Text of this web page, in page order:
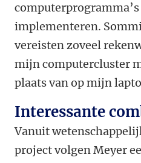
implementeren.
vereisten zoveel
mijn computercluster
plaats van op mijn
Interessante
Vanuit
project volgen Meyer